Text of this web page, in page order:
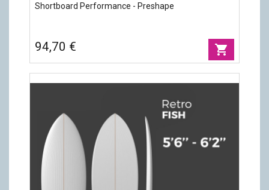
Shortboard Performance - Preshape
94,70 € shopping_cart